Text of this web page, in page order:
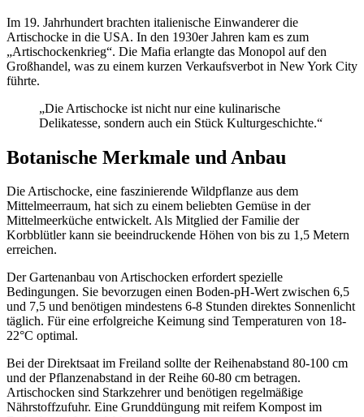
Im 19. Jahrhundert brachten italienische Einwanderer die
Artischocke in die USA. In den 1930er Jahren kam es zum
„Artischockenkrieg“. Die Mafia erlangte das Monopol auf den
Großhandel, was zu einem kurzen Verkaufsverbot in New York City
führte.
„Die Artischocke ist nicht nur eine kulinarische
Delikatesse, sondern auch ein Stück Kulturgeschichte.“
Botanische Merkmale und Anbau
Die Artischocke, eine faszinierende Wildpflanze aus dem
Mittelmeerraum, hat sich zu einem beliebten Gemüse in der
Mittelmeerküche entwickelt. Als Mitglied der Familie der
Korbblütler kann sie beeindruckende Höhen von bis zu 1,5 Metern
erreichen.
Der Gartenanbau von Artischocken erfordert spezielle
Bedingungen. Sie bevorzugen einen Boden-pH-Wert zwischen 6,5
und 7,5 und benötigen mindestens 6-8 Stunden direktes Sonnenlicht
täglich. Für eine erfolgreiche Keimung sind Temperaturen von 18-
22°C optimal.
Bei der Direktsaat im Freiland sollte der Reihenabstand 80-100 cm
und der Pflanzenabstand in der Reihe 60-80 cm betragen.
Artischocken sind Starkzehrer und benötigen regelmäßige
Nährstoffzufuhr. Eine Grunddüngung mit reifem Kompost im